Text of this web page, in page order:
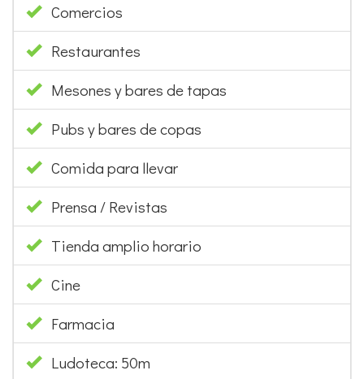
Comercios
Restaurantes
Mesones y bares de tapas
Pubs y bares de copas
Comida para llevar
Prensa / Revistas
Tienda amplio horario
Cine
Farmacia
Ludoteca: 50m